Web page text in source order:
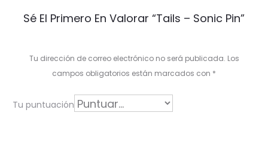
V
r
Sé El Primero En Valorar “Tails – Sonic Pin”
Tu dirección de correo electrónico no será publicada. Los
campos obligatorios están marcados con *
Tu puntuación